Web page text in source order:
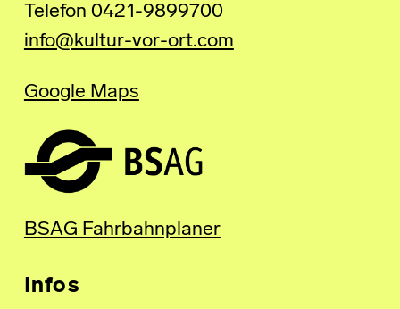
Telefon 0421-9899700
info@kultur-vor-ort.com
Google Maps
BSAG Fahrbahnplaner
Infos